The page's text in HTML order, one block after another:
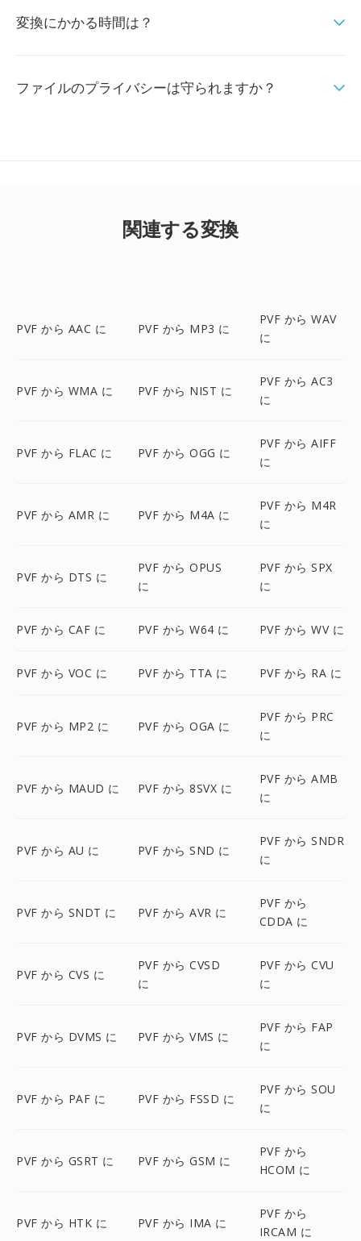
変換にかかる時間は？
ファイルのプライバシーは守られますか？
関連する変換
PVF から AAC に PVF から MP3 に
PVF から WAV
に
PVF から WMA に PVF から NIST に
PVF から AC3
に
PVF から FLAC に PVF から OGG に
PVF から AIFF
に
PVF から AMR に PVF から M4A に
PVF から M4R
に
PVF から DTS に
PVF から OPUS
に
PVF から SPX
に
PVF から CAF に PVF から W64 に PVF から WV に
PVF から VOC に PVF から TTA に PVF から RA に
PVF から MP2 に PVF から OGA に
PVF から PRC
に
PVF から MAUD に PVF から 8SVX に
PVF から AMB
に
PVF から AU に PVF から SND に
PVF から SNDR
に
PVF から SNDT に PVF から AVR に
PVF から
CDDA に
PVF から CVS に
PVF から CVSD
に
PVF から CVU
に
PVF から DVMS に PVF から VMS に
PVF から FAP
に
PVF から PAF に PVF から FSSD に
PVF から SOU
に
PVF から GSRT に PVF から GSM に
PVF から
HCOM に
PVF から HTK に PVF から IMA に
PVF から
IRCAM に